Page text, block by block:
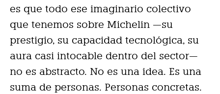
es que todo ese imaginario colectivo
que tenemos sobre Michelin —su
prestigio, su capacidad tecnológica, su
aura casi intocable dentro del sector—
no es abstracto. No es una idea. Es una
suma de personas. Personas concretas.